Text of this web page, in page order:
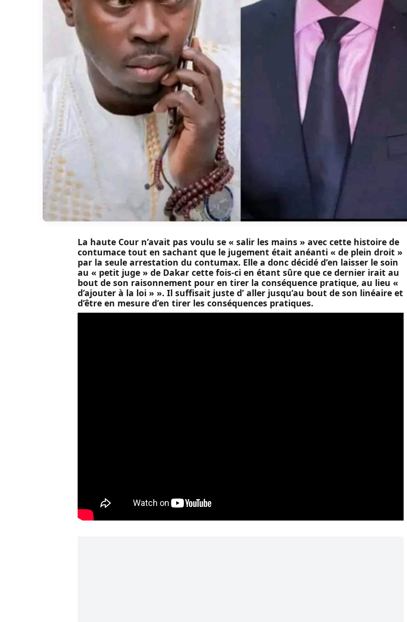
La haute Cour n’avait pas voulu se « salir les mains » avec cette histoire de
contumace tout en sachant que le jugement était anéanti « de plein droit »
par la seule arrestation du contumax. Elle a donc décidé d’en laisser le soin
au « petit juge » de Dakar cette fois-ci en étant sûre que ce dernier irait au
bout de son raisonnement pour en tirer la conséquence pratique, au lieu «
d’ajouter à la loi » ». Il suffisait juste d’ aller jusqu’au bout de son linéaire et
d’être en mesure d’en tirer les conséquences pratiques.